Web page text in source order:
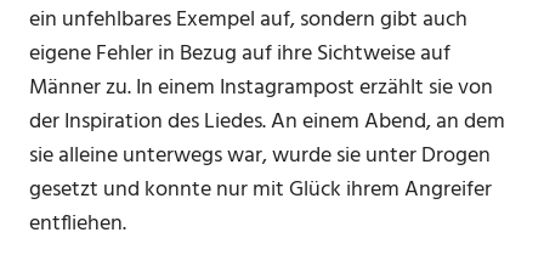
ein unfehlbares Exempel auf, sondern gibt auch
eigene Fehler in Bezug auf ihre Sichtweise auf
Männer zu. In einem Instagrampost erzählt sie von
der Inspiration des Liedes. An einem Abend, an dem
sie alleine unterwegs war, wurde sie unter Drogen
gesetzt und konnte nur mit Glück ihrem Angreifer
entfliehen.